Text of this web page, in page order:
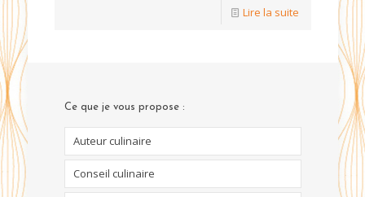
Lire la suite
Ce que je vous propose :
Auteur culinaire
Conseil culinaire